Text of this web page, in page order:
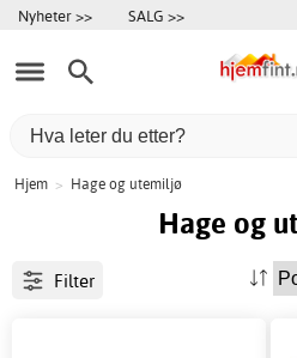
Nyheter >> SALG >>
Hjem > Hage og utemiljø
Hage og
Filter